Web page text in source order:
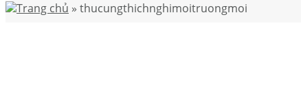
Trang chủ » thucungthichnghimoitruongmoi